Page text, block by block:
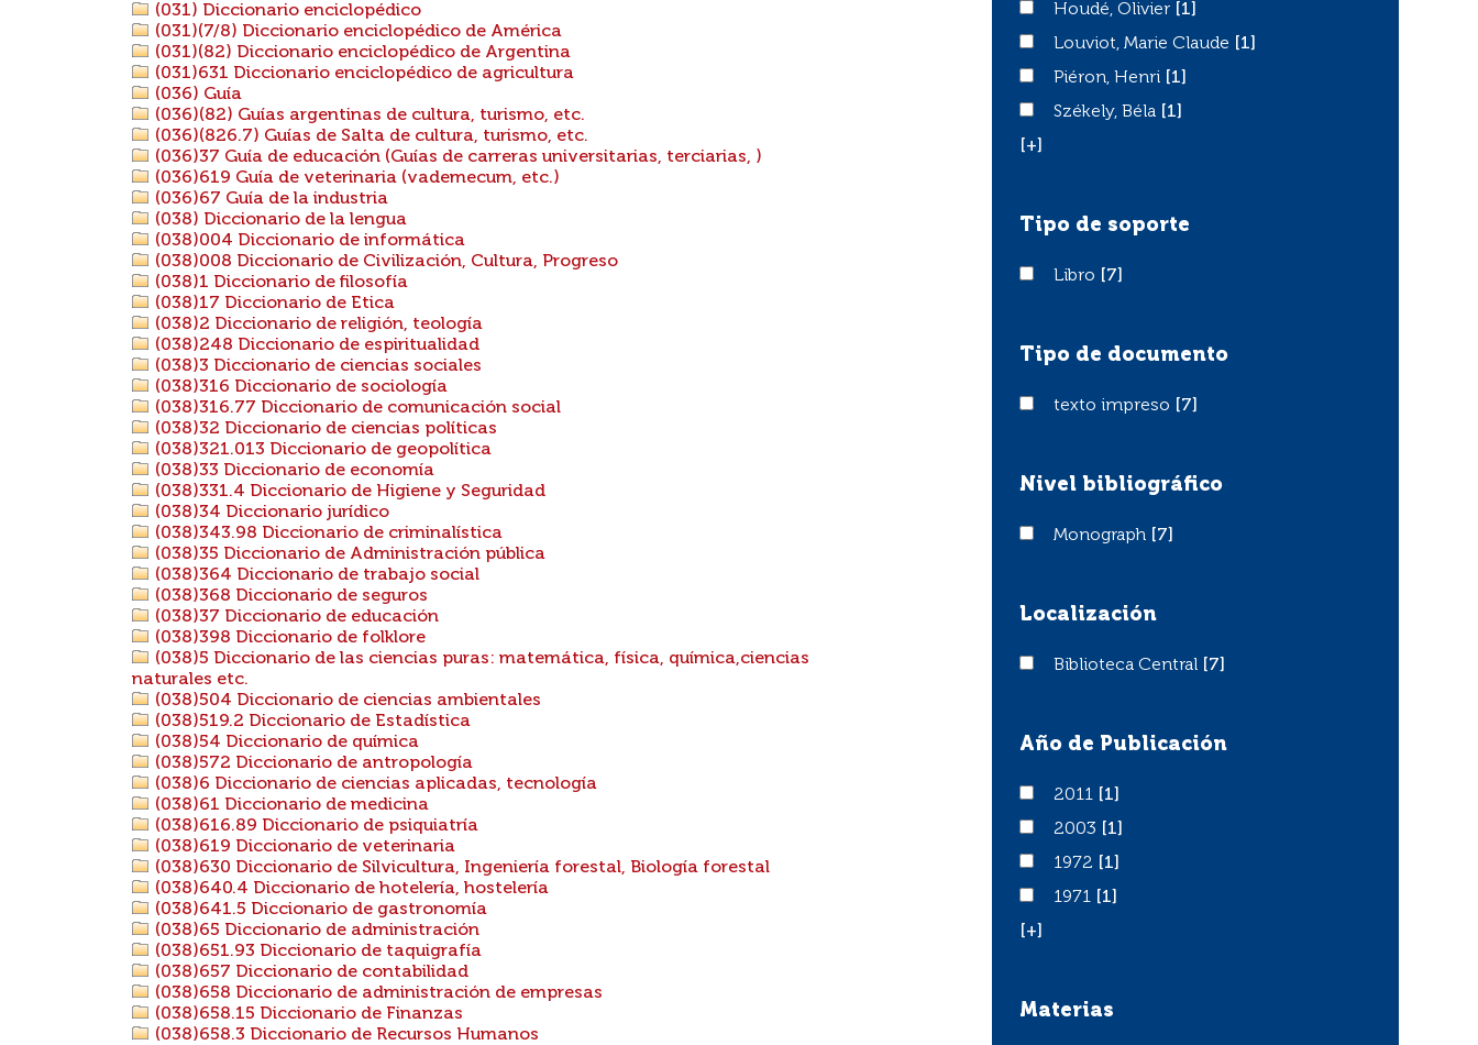
(031) Diccionario enciclopédico
(031)(7/8) Diccionario enciclopédico de América
(031)(82) Diccionario enciclopédico de Argentina
(031)631 Diccionario enciclopédico de agricultura
(036) Guía
(036)(82) Guías argentinas de cultura, turismo, etc.
(036)(826.7) Guías de Salta de cultura, turismo, etc.
(036)37 Guía de educación (Guías de carreras universitarias, terciarias, )
(036)619 Guía de veterinaria (vademecum, etc.)
(036)67 Guía de la industria
(038) Diccionario de la lengua
(038)004 Diccionario de informática
(038)008 Diccionario de Civilización, Cultura, Progreso
(038)1 Diccionario de filosofía
(038)17 Diccionario de Etica
(038)2 Diccionario de religión, teología
(038)248 Diccionario de espiritualidad
(038)3 Diccionario de ciencias sociales
(038)316 Diccionario de sociología
(038)316.77 Diccionario de comunicación social
(038)32 Diccionario de ciencias políticas
(038)321.013 Diccionario de geopolítica
(038)33 Diccionario de economía
(038)331.4 Diccionario de Higiene y Seguridad
(038)34 Diccionario jurídico
(038)343.98 Diccionario de criminalística
(038)35 Diccionario de Administración pública
(038)364 Diccionario de trabajo social
(038)368 Diccionario de seguros
(038)37 Diccionario de educación
(038)398 Diccionario de folklore
(038)5 Diccionario de las ciencias puras: matemática, física, química,ciencias
naturales etc.
(038)504 Diccionario de ciencias ambientales
(038)519.2 Diccionario de Estadística
(038)54 Diccionario de química
(038)572 Diccionario de antropología
(038)6 Diccionario de ciencias aplicadas, tecnología
(038)61 Diccionario de medicina
(038)616.89 Diccionario de psiquiatría
(038)619 Diccionario de veterinaria
(038)630 Diccionario de Silvicultura, Ingeniería forestal, Biología forestal
(038)640.4 Diccionario de hotelería, hostelería
(038)641.5 Diccionario de gastronomía
(038)65 Diccionario de administración
(038)651.93 Diccionario de taquigrafía
(038)657 Diccionario de contabilidad
(038)658 Diccionario de administración de empresas
(038)658.15 Diccionario de Finanzas
(038)658.3 Diccionario de Recursos Humanos
Houdé, Olivier
Houdé, Olivier
[1]
Louviot, Marie Claude
Louviot, Marie Claude
[1]
Piéron, Henri
Piéron, Henri
[1]
Székely, Béla
Székely, Béla
[1]
[+]
Tipo de soporte
LibroLibro [7]
Tipo de documento
texto impreso
texto impreso [7]
Nivel bibliográfico
Monograph
Monograph [7]
Localización
Biblioteca Central
Biblioteca Central [7]
Año de Publicación
20112011
[1]
20032003
[1]
19721972
[1]
19711971
[1]
[+]
Materias